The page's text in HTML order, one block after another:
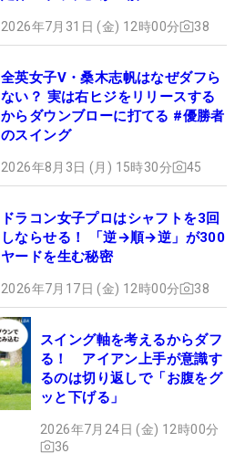
2026年7月31日 (金) 12時00分 38
全英女子V・桑木志帆はなぜダフら
ない？ 実は右ヒジをリリースする
からダウンブローに打てる #優勝者
のスイング
2026年8月3日 (月) 15時30分 45
ドラコン女子プロはシャフトを3回
しならせる！ 「逆→順→逆」が300
ヤードを生む秘密
2026年7月17日 (金) 12時00分 38
スイング軸を考えるからダフ
る！ アイアン上手が意識す
るのは切り返しで「お腹をグ
ッと下げる」
2026年7月24日 (金) 12時00分
36